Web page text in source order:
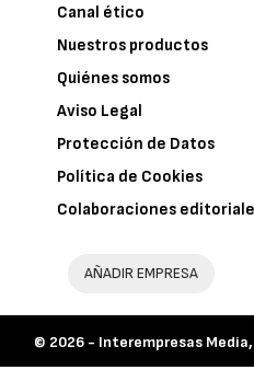
Canal ético
Nuestros productos
Quiénes somos
Aviso Legal
Protección de Datos
Política de Cookies
Colaboraciones
AÑADIR EMPRESA
© 2026 - Interempresas